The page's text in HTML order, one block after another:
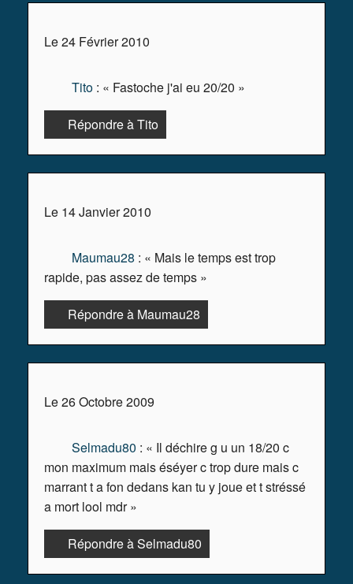
Le 24 Février 2010
Tito : « Fastoche j'ai eu 20/20 »
Répondre à Tito
Le 14 Janvier 2010
Maumau28 : « Mais le temps est trop
rapide, pas assez de temps »
Répondre à Maumau28
Le 26 Octobre 2009
Selmadu80 : « Il déchire g u un 18/20 c
mon maximum mais éséyer c trop dure mais c
marrant t a fon dedans kan tu y joue et t stréssé
a mort lool mdr »
Répondre à Selmadu80